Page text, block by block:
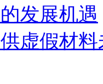
发展机遇
虚假材